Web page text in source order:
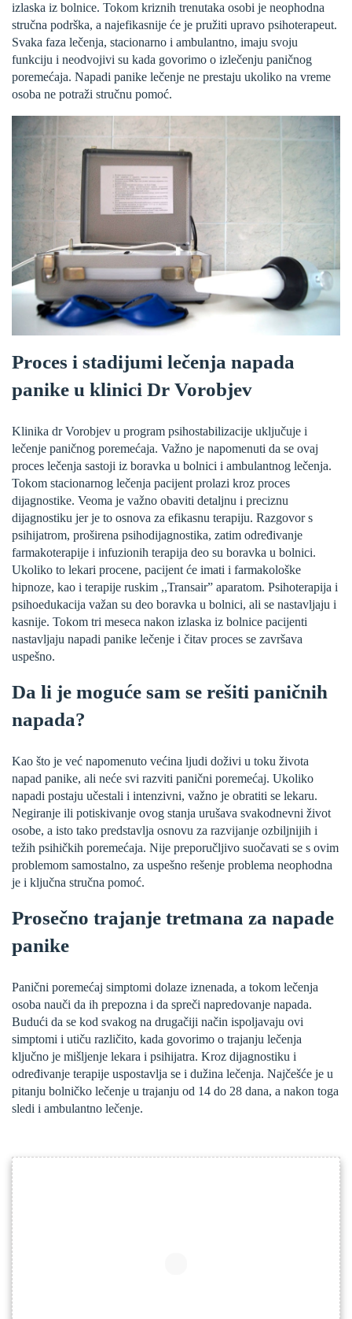
izlaska iz bolnice. Tokom kriznih trenutaka osobi je neophodna
stručna podrška, a najefikasnije će je pružiti upravo psihoterapeut.
Svaka faza lečenja, stacionarno i ambulantno, imaju svoju
funkciju i neodvojivi su kada govorimo o izlečenju paničnog
poremećaja. Napadi panike lečenje ne prestaju ukoliko na vreme
osoba ne potraži stručnu pomoć.
Proces i stadijumi lečenja napada
panike u klinici Dr Vorobjev
Klinika dr Vorobjev u program psihostabilizacije uključuje i
lečenje paničnog poremećaja. Važno je napomenuti da se ovaj
proces lečenja sastoji iz boravka u bolnici i ambulantnog lečenja.
Tokom stacionarnog lečenja pacijent prolazi kroz proces
dijagnostike. Veoma je važno obaviti detaljnu i preciznu
dijagnostiku jer je to osnova za efikasnu terapiju. Razgovor s
psihijatrom, proširena psihodijagnostika, zatim određivanje
farmakoterapije i infuzionih terapija deo su boravka u bolnici.
Ukoliko to lekari procene, pacijent će imati i farmakološke
hipnoze, kao i terapije ruskim ,,Transair” aparatom. Psihoterapija i
psihoedukacija važan su deo boravka u bolnici, ali se nastavljaju i
kasnije. Tokom tri meseca nakon izlaska iz bolnice pacijenti
nastavljaju napadi panike lečenje i čitav proces se završava
uspešno.
Da li je moguće sam se rešiti paničnih
napada?
Kao što je već napomenuto većina ljudi doživi u toku života
napad panike, ali neće svi razviti panični poremećaj. Ukoliko
napadi postaju učestali i intenzivni, važno je obratiti se lekaru.
Negiranje ili potiskivanje ovog stanja urušava svakodnevni život
osobe, a isto tako predstavlja osnovu za razvijanje ozbiljnijih i
težih psihičkih poremećaja. Nije preporučljivo suočavati se s ovim
problemom samostalno, za uspešno rešenje problema neophodna
je i ključna stručna pomoć.
Prosečno trajanje tretmana za napade
panike
Panični poremećaj simptomi dolaze iznenada, a tokom lečenja
osoba nauči da ih prepozna i da spreči napredovanje napada.
Budući da se kod svakog na drugačiji način ispoljavaju ovi
simptomi i utiču različito, kada govorimo o trajanju lečenja
ključno je mišljenje lekara i psihijatra. Kroz dijagnostiku i
određivanje terapije uspostavlja se i dužina lečenja. Najčešće je u
pitanju bolničko lečenje u trajanju od 14 do 28 dana, a nakon toga
sledi i ambulantno lečenje.